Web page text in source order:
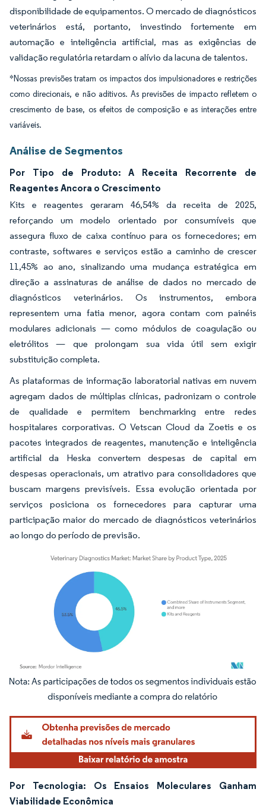
disponibilidade de equipamentos. O mercado de diagnósticos
veterinários está, portanto, investindo fortemente em
automação e inteligência artificial, mas as exigências de
validação regulatória retardam o alívio da lacuna de talentos.
*Nossas previsões tratam os impactos dos impulsionadores e restrições
como direcionais, e não aditivos. As previsões de impacto refletem o
crescimento de base, os efeitos de composição e as interações entre
variáveis.
Análise de Segmentos
Por Tipo de Produto: A Receita Recorrente de
Reagentes Ancora o Crescimento
Kits e reagentes geraram 46,54% da receita de 2025,
reforçando um modelo orientado por consumíveis que
assegura fluxo de caixa contínuo para os fornecedores; em
contraste, softwares e serviços estão a caminho de crescer
11,45% ao ano, sinalizando uma mudança estratégica em
direção a assinaturas de análise de dados no mercado de
diagnósticos veterinários. Os instrumentos, embora
representem uma fatia menor, agora contam com painéis
modulares adicionais — como módulos de coagulação ou
eletrólitos — que prolongam sua vida útil sem exigir
substituição completa.
As plataformas de informação laboratorial nativas em nuvem
agregam dados de múltiplas clínicas, padronizam o controle
de qualidade e permitem benchmarking entre redes
hospitalares corporativas. O Vetscan Cloud da Zoetis e os
pacotes integrados de reagentes, manutenção e inteligência
artificial da Heska convertem despesas de capital em
despesas operacionais, um atrativo para consolidadores que
buscam margens previsíveis. Essa evolução orientada por
serviços posiciona os fornecedores para capturar uma
participação maior do mercado de diagnósticos veterinários
ao longo do período de previsão.
Imagem © Mordor Intelligence. O reuso requer atribuição conforme CC BY 4.0.
Por Tecnologia: Os Ensaios Moleculares Ganham
Viabilidade Econômica